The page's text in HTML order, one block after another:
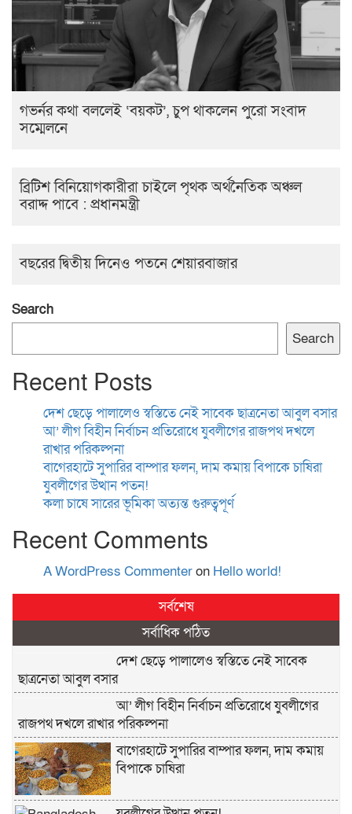
গভর্নর কথা বললেই ‘বয়কট’, চুপ থাকলেন পুরো সংবাদ
সম্মেলনে
ব্রিটিশ বিনিয়োগকারীরা চাইলে পৃথক অর্থনৈতিক অঞ্চল
বরাদ্দ পাবে : প্রধানমন্ত্রী
বছরের দ্বিতীয় দিনেও পতনে শেয়ারবাজার
Search
Search
Recent Posts
দেশ ছেড়ে পালালেও স্বস্তিতে নেই সাবেক ছাত্রনেতা আবুল বসার
আ’ লীগ বিহীন নির্বাচন প্রতিরোধে যুবলীগের রাজপথ দখলে
রাখার পরিকল্পনা
বাগেরহাটে সুপারির বাম্পার ফলন, দাম কমায় বিপাকে চাষিরা
যুবলীগের উত্থান পতন!
কলা চাষে সারের ভূমিকা অত্যন্ত গুরুত্বপূর্ণ
Recent Comments
A WordPress Commenteron Hello world!
সর্বশেষ
সর্বাধিক পঠিত
দেশ ছেড়ে পালালেও স্বস্তিতে নেই সাবেক
ছাত্রনেতা আবুল বসার
আ’ লীগ বিহীন নির্বাচন প্রতিরোধে যুবলীগের
রাজপথ দখলে রাখার পরিকল্পনা
বাগেরহাটে সুপারির বাম্পার ফলন, দাম কমায়
বিপাকে চাষিরা